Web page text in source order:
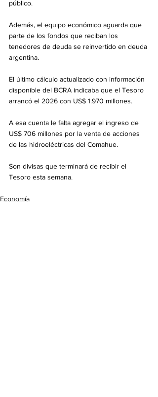
público.
Además, el equipo económico aguarda que
parte de los fondos que reciban los
tenedores de deuda se reinvertido en deuda
argentina.
El último cálculo actualizado con información
disponible del BCRA indicaba que el Tesoro
arrancó el 2026 con US$ 1.970 millones.
A esa cuenta le falta agregar el ingreso de
US$ 706 millones por la venta de acciones
de las hidroeléctricas del Comahue.
Son divisas que terminará de recibir el
Tesoro esta semana.
Economía